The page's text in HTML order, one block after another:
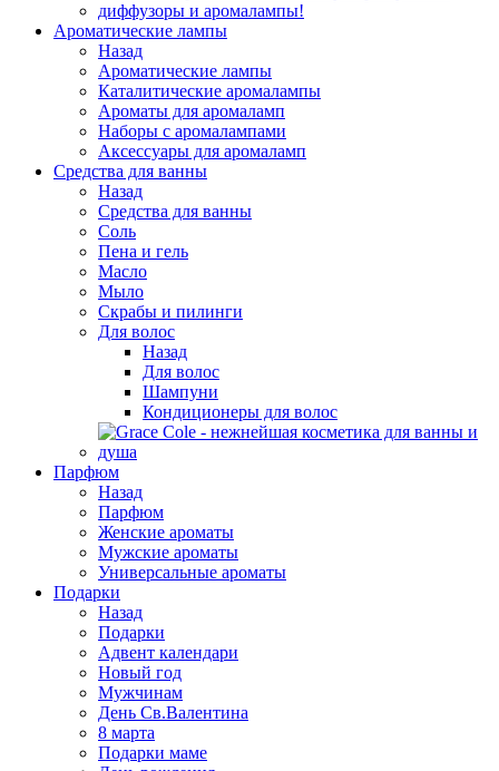
Ароматические лампы
Назад
Ароматические лампы
Каталитические аромалампы
Ароматы для аромаламп
Наборы с аромалампами
Аксессуары для аромаламп
Средства для ванны
Назад
Средства для ванны
Соль
Пена и гель
Масло
Мыло
Скрабы и пилинги
Для волос
Назад
Для волос
Шампуни
Кондиционеры для волос
Парфюм
Назад
Парфюм
Женские ароматы
Мужские ароматы
Универсальные ароматы
Подарки
Назад
Подарки
Адвент календари
Новый год
Мужчинам
День Св.Валентина
8 марта
Подарки маме